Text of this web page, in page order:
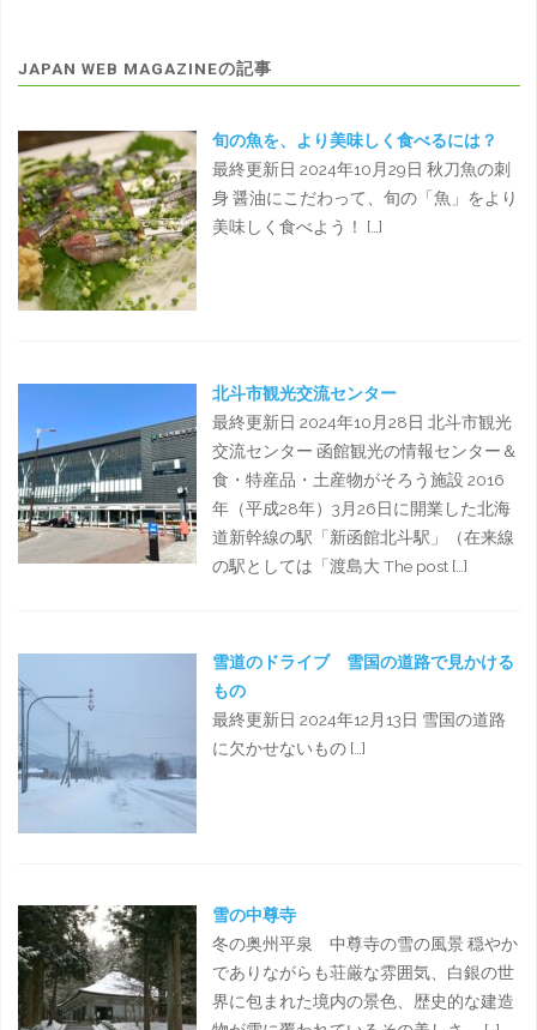
JAPAN WEB MAGAZINEの記事
旬の魚を、より美味しく食べるには？
最終更新日 2024年10月29日 秋刀魚の刺
身 醤油にこだわって、旬の「魚」をより
美味しく食べよう！ […]
北斗市観光交流センター
最終更新日 2024年10月28日 北斗市観光
交流センター 函館観光の情報センター＆
食・特産品・土産物がそろう施設 2016
年（平成28年）3月26日に開業した北海
道新幹線の駅「新函館北斗駅」（在来線
の駅としては「渡島大 The post […]
雪道のドライブ 雪国の道路で見かける
もの
最終更新日 2024年12月13日 雪国の道路
に欠かせないもの […]
雪の中尊寺
冬の奥州平泉 中尊寺の雪の風景 穏やか
でありながらも荘厳な雰囲気、白銀の世
界に包まれた境内の景色、歴史的な建造